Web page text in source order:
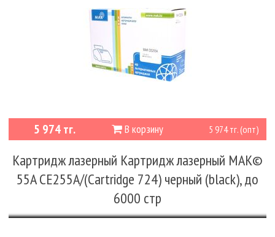
В корзину
5 974 тг. 5 974 тг. (опт)
Картридж лазерный Картридж лазерный MAK©
55A CE255A/(Cartridge 724) черный (black), до
6000 стр